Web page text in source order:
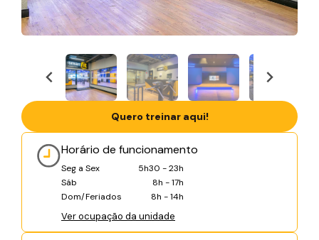
Horário de funcionamento
Seg a Sex
5h30 - 23h
Sáb
8h - 17h
Dom/Feriados
8h - 14h
Ver ocupação da unidade
Quero treinar aqui!